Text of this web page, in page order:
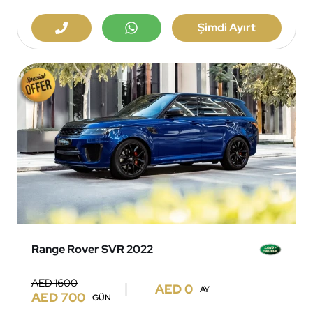
Şimdi Ayırt
Range Rover SVR 2022
AED 1600
AED 700 GÜN
AED 0 AY